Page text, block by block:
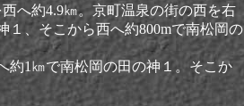
へ約4.9㎞。 京町温泉の街の西を右
、そこから西へ約800mで南松岡の
約1㎞で南松岡の田の神１。 そこか